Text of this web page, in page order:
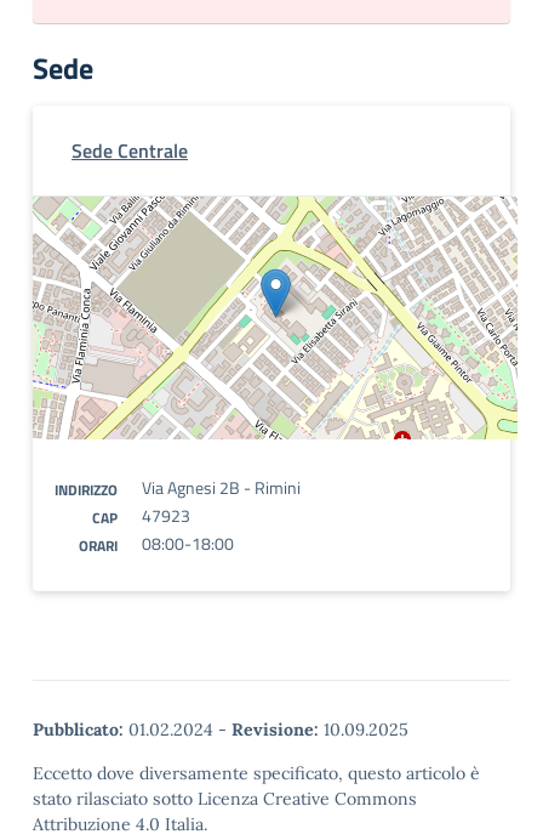
Sede
Sede Centrale
INDIRIZZO Via Agnesi 2B - Rimini
CAP 47923
ORARI 08:00-18:00
Pubblicato: 01.02.2024 - Revisione: 10.09.2025
Eccetto dove diversamente specificato, questo articolo è
stato rilasciato sotto Licenza Creative Commons
Attribuzione 4.0 Italia.